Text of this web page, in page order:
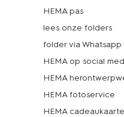
HEMA pas
lees onze folders
folder via
HEMA op social
HEMA
HEMA fotoservice
HEMA